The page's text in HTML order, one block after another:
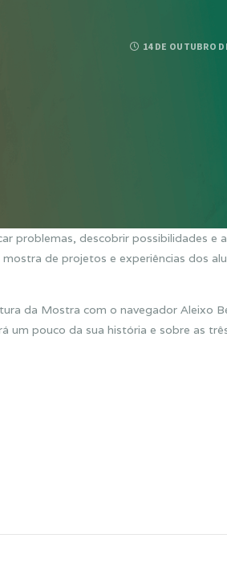
14 DE OUTUBRO
problemas, descobrir possibilidades e
de projetos e experiências dos
da Mostra com o navegador Aleixo
um pouco da sua história e sobre as